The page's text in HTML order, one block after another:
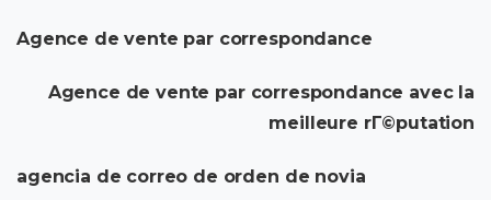
Agence de vente par correspondance
Agence de vente par correspondance avec la
meilleure rГ©putation
agencia de correo de orden de novia